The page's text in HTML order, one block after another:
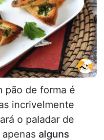
pão de forma é
incrivelmente
o paladar de
alguns